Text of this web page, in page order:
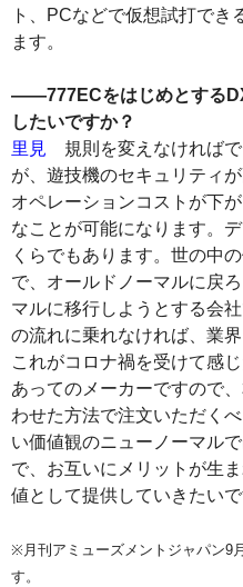
ト、PCなどで仮想試打でき
ます。
――777ECをはじめとする
したいですか？
里見 規則を変えなければで
が、遊技機のセキュリティ
オペレーションコストが下
なことが可能になります。
くらでもあります。世の中
で、オールドノーマルに戻
マルに移行しようとする会
の流れに乗れなければ、業
これがコロナ禍を受けて感
あってのメーカーですので
わせた方法で注文いただく
い価値観のニューノーマル
で、お互いにメリットが生
値として提供していきたいで
※月刊アミューズメントジャパン9
す。